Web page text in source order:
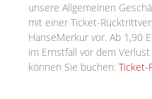
unsere Allgemeinen
mit einer Ticket-
HanseMerkur vor. Ab 1,90
im Ernstfall vor dem
können Sie buchen: Ticket-